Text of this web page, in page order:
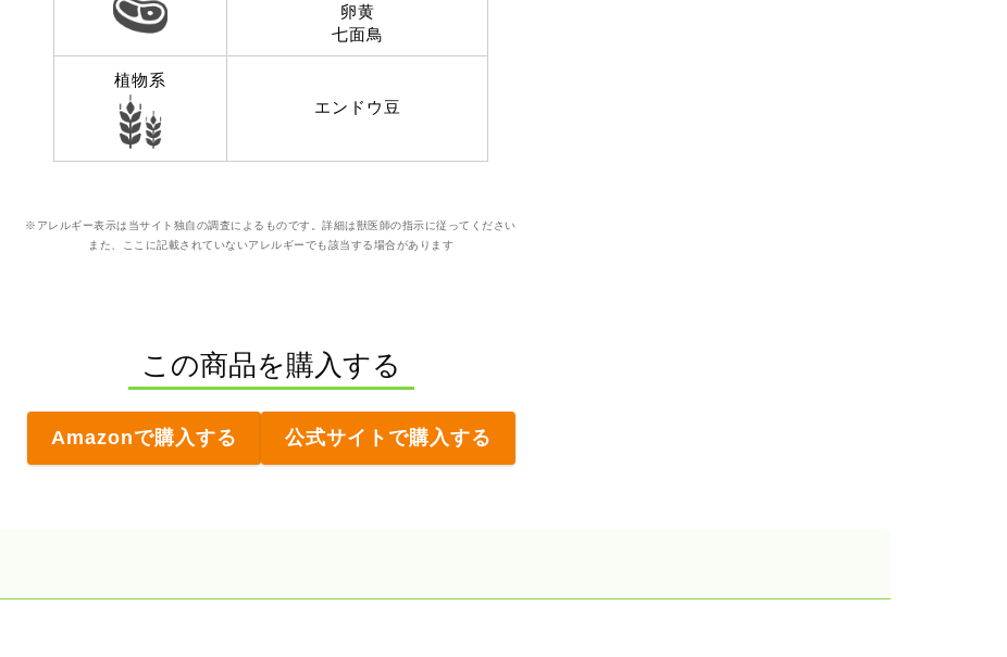
卵黄
七面鳥
植物系
エンドウ豆
※アレルギー表示は当サイト独自の調査によるものです。詳細は獣医師の指示に従ってください
また、ここに記載されていないアレルギーでも該当する場合があります
この商品を購入する
Amazonで購入する 公式サイトで購入する